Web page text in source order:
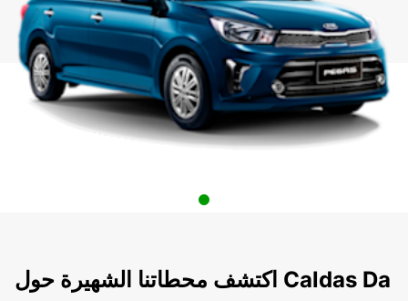
اكتشف محطاتنا الشهيرة حول Caldas Da